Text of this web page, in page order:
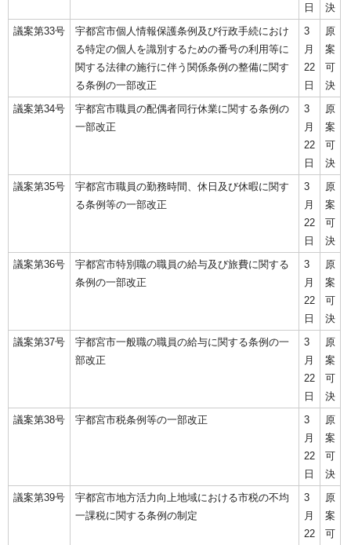
日
決
議案第33号
宇都宮市個人情報保護条例及び行政手続におけ
る特定の個人を識別するための番号の利用等に
関する法律の施行に伴う関係条例の整備に関す
る条例の一部改正
3
月
22
日
原
案
可
決
議案第34号
宇都宮市職員の配偶者同行休業に関する条例の
一部改正
3
月
22
日
原
案
可
決
議案第35号
宇都宮市職員の勤務時間、休日及び休暇に関す
る条例等の一部改正
3
月
22
日
原
案
可
決
議案第36号
宇都宮市特別職の職員の給与及び旅費に関する
条例の一部改正
3
月
22
日
原
案
可
決
議案第37号
宇都宮市一般職の職員の給与に関する条例の一
部改正
3
月
22
日
原
案
可
決
議案第38号
宇都宮市税条例等の一部改正
3
月
22
日
原
案
可
決
議案第39号
宇都宮市地方活力向上地域における市税の不均
一課税に関する条例の制定
3
月
22
原
案
可